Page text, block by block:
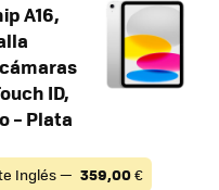
A16,
cámaras
ID,
– Plata
Inglés — 359,00€